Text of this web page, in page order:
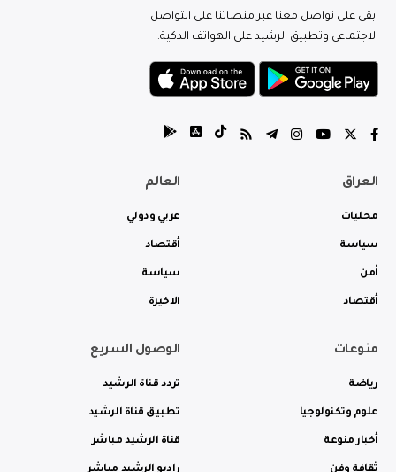
ابقى على تواصل معنا عبر منصاتنا على التواصل
الاجتماعي وتطبيق الرشيد على الهواتف الذكية.
العراق
محليات
سياسة
أمن
أقتصاد
العالم
عربي ودولي
أقتصاد
سياسة
الاخيرة
منوعات
رياضة
علوم وتكنولوجيا
أخبار منوعة
ثقافة وفن
الوصول السريع
تردد قناة الرشيد
تطبيق قناة الرشيد
قناة الرشيد مباشر
راديو الرشيد مباشر